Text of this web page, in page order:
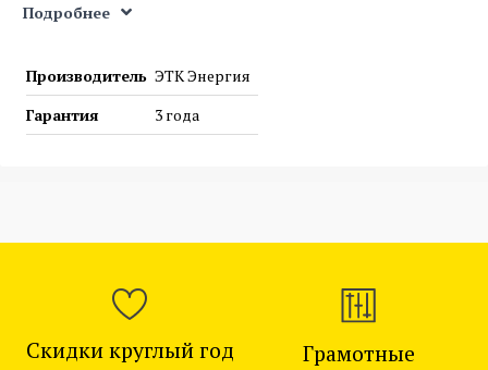
Форма выходного сигнала чистая синусоида
Подавление импульсных помех
Гарантия 3 года
Сделано в России
Подробнее
Производитель ЭТК Энергия
Гарантия
3 года
Скидки круглый год
Грамотные